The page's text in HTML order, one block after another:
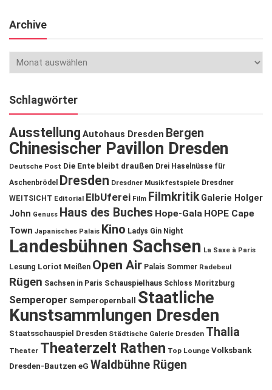
Archive
Schlagwörter
Ausstellung Autohaus Dresden Bergen
Chinesischer Pavillon Dresden
Deutsche Post Die Ente bleibt draußen Drei Haselnüsse für
Aschenbrödel
Dresden Dresdner Musikfestspiele Dresdner
WEITSICHT Editorial ElbUferei Film Filmkritik Galerie Holger
John Genuss Haus des Buches Hope-Gala HOPE Cape
Town Japanisches Palais Kino Ladys Gin Night
Landesbühnen Sachsen La Saxe à Paris
Lesung Loriot Meißen Open Air Palais Sommer Radebeul
Rügen Sachsen in Paris Schauspielhaus Schloss Moritzburg
Semperoper Semperopernball
Staatliche
Kunstsammlungen Dresden
Staatsschauspiel Dresden Städtische Galerie Dresden Thalia
Theater Theaterzelt Rathen Top Lounge Volksbank
Dresden-Bautzen eG Waldbühne Rügen